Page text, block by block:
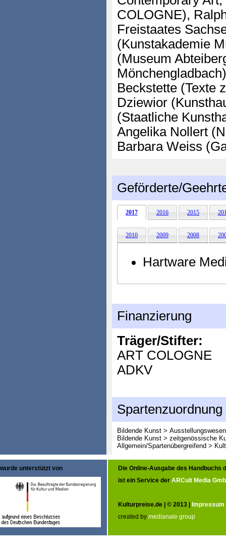
COLOGNE),
Freistaates
(Kunstakademie
(Museum
Beckstette (Texte
Dziewior
(Staatliche
Angelika Nollert
Barbara Weiss
Geförderte/
2017 2016 2015
2010 2009 2008
Hartware
Finanzierung
Träger/Stifter:
ART COLOGNE
ADKV
Spartenzuordnung
Bildende Kunst >
Bildende Kunst > zeitgenössische
Allgemein/Spartenübergreifend >
wurde unterstützt von
Die Online-Ausgabe des Handbuchs
ist ein Service der ARCult Media
Kulturpreise.de | © 2013 | Impressum
created by medianale group